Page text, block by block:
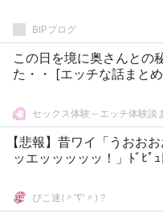
BIPブログ
この日を境に奥さんとの
た・・ [エッチな話まと
セックス体験～エッチ体験談
【悲報】昔ワイ「うおお
ッエッッッッッ！」ﾄﾞﾋﾟｭ
ぴこ速(〃'∇'〃)？